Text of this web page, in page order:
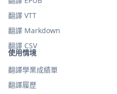
使用情境
翻譯學業成績單
翻譯履歷
翻譯 VTT
翻譯 Markdown
翻譯 CSV